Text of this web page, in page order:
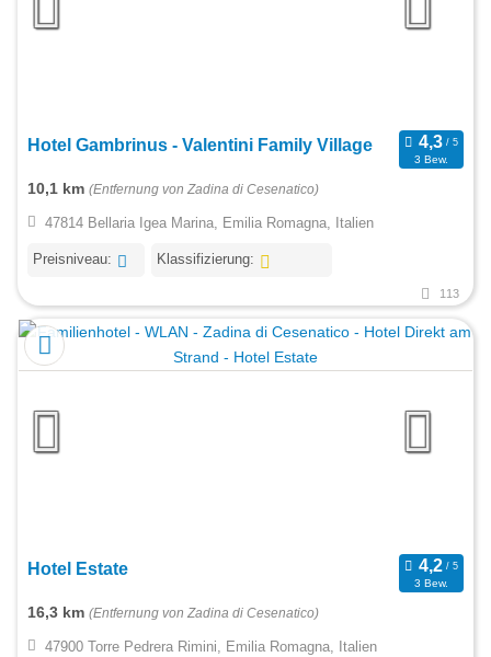
Hotel Gambrinus - Valentini Family Village
3 Bew.
10,1 km (Entfernung von Zadina di Cesenatico)
47814 Bellaria Igea Marina, Emilia Romagna, Italien
Preisniveau: Klassifizierung:
113
Hotel Estate
3 Bew.
16,3 km (Entfernung von Zadina di Cesenatico)
47900 Torre Pedrera Rimini, Emilia Romagna, Italien